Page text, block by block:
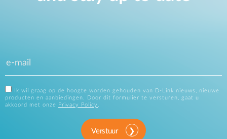
Ik wil graag op de hoogte worden gehouden van D-Link nieuws, nieuwe
producten en aanbiedingen. Door dit formulier te versturen, gaat u
akkoord met onze
Privacy Policy .
Verstuur